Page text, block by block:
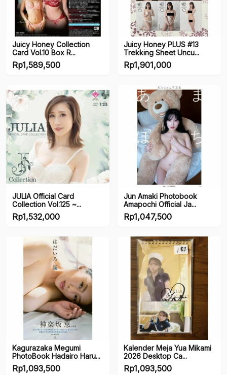
Juicy Honey Collection
Card Vol.10 Box R...
Rp1,589,500
Juicy Honey PLUS #13
Trekking Sheet Uncu...
Rp1,901,000
JULIA Official Card
Collection Vol.125 ~...
Rp1,532,000
Jun Amaki Photobook
Amapochi Official Ja...
Rp1,047,500
Kagurazaka Megumi
PhotoBook Hadairo Haru...
Rp1,093,500
Kalender Meja Yua Mikami
2026 Desktop Ca...
Rp1,093,500